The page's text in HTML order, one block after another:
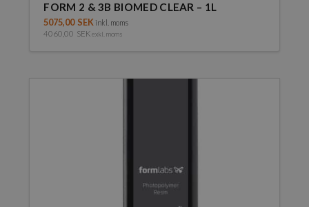
FORM 2 & 3B BIOMED CLEAR – 1L
5075,00 SEK inkl. moms
4060,00 SEK exkl. moms